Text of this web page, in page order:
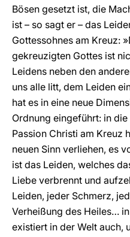
Bösen gesetzt ist, die
ist – so sagt er – das
Gottessohnes am Kreuz:
gekreuzigten Gottes ist
Leidens neben den
uns alle litt, dem Leiden
hat es in eine neue
Ordnung eingeführt: in
Passion Christi am Kreuz
neuen Sinn verliehen, es
ist das Leiden, welches
Liebe verbrennt und
Leiden, jeder Schmerz,
Verheißung des Heiles…
existiert in der Welt auch,